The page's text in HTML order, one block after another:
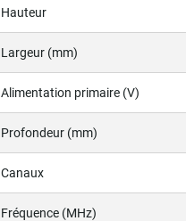
Hauteur
Largeur (mm)
Alimentation primaire (V)
Profondeur (mm)
Canaux
Fréquence (MHz)